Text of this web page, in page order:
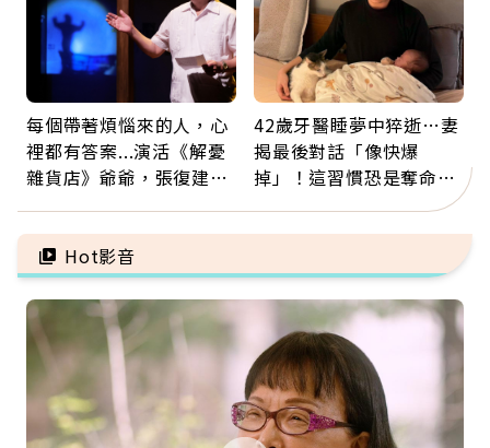
每個帶著煩惱來的人，心
裡都有答案...演活《解憂
雜貨店》爺爺，張復建：
善待自己
42歲牙醫睡夢中猝逝…妻
揭最後對話「像快爆
掉」！這習慣恐是奪命原
因：沒有一份工作值得用
命交換
Hot影音